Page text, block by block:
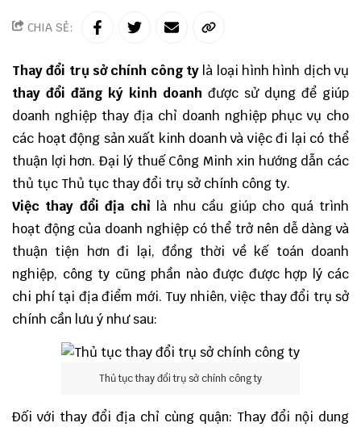
CHIA SẺ:
Thay đổi trụ sở chính công ty là loại hình hình dịch vụ
thay đổi đăng ký kinh doanh được sử dụng để giúp
doanh nghiệp thay địa chỉ doanh nghiệp phục vụ cho
các hoạt động sản xuất kinh doanh và việc đi lại có thể
thuận lợi hơn.Đại lý thuế Công Minh xin hướng dẫn các
thủ tục Thủ tục thay đổi trụ sở chính công ty.
Việc thay đổi địa chỉ là nhu cầu giúp cho quá trình
hoạt động của doanh nghiệp có thể trở nên dễ dàng và
thuận tiện hơn đi lại, đồng thời về kế toán doanh
nghiệp, công ty cũng phần nào được được hợp lý các
chi phí tại địa điểm mới. Tuy nhiên, việc thay đổi trụ sở
chính cần lưu ý như sau:
Thủ tục thay đổi trụ sở chính công ty
Đối với thay đổi địa chỉ cùng quận: Thay đổi nội dung